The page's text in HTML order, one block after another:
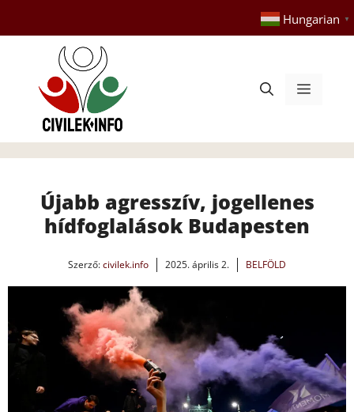
tartalomba
Hungarian ▼
Menü
Újabb agresszív, jogellenes
hídfoglalások Budapesten
Szerző:civilek.info 2025. április 2. BELFÖLD